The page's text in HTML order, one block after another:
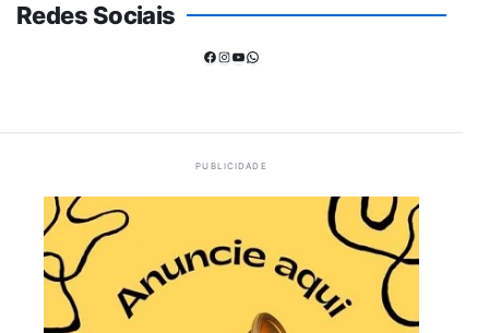
Redes Sociais
Facebook
Instagram
Youtube
WhatsApp
PUBLICIDADE